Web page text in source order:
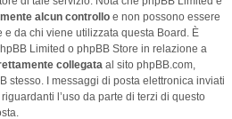
alcun controllo e non possono essere
da chi viene utilizzata questa Board. È
Limited o phpBB Store in relazione a
collegata al sito phpBB.com,
stesso. I messaggi di posta elettronica inviati
l’uso da parte di terzi di questo